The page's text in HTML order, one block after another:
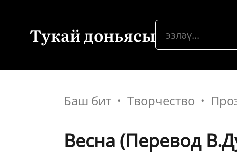
Тукай доньясы
Баш бит Творчество
Весна (Перевод